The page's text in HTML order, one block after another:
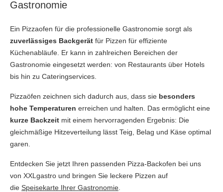
Gastronomie
Ein Pizzaofen für die professionelle Gastronomie sorgt als
zuverlässiges Backgerät für Pizzen für effiziente
Küchenabläufe. Er kann in zahlreichen Bereichen der
Gastronomie eingesetzt werden: von Restaurants über Hotels
bis hin zu Cateringservices.
Pizzaöfen zeichnen sich dadurch aus, dass sie besonders
hohe Temperaturen erreichen und halten. Das ermöglicht eine
kurze Backzeit mit einem hervorragenden Ergebnis: Die
gleichmäßige Hitzeverteilung lässt Teig, Belag und Käse optimal
garen.
Entdecken Sie jetzt Ihren passenden Pizza-Backofen bei uns
von XXLgastro und bringen Sie leckere Pizzen auf
die Speisekarte Ihrer Gastronomie